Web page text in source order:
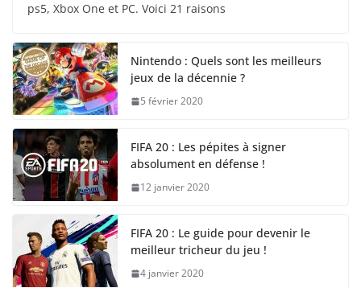
ps5, Xbox One et PC. Voici 21 raisons
Nintendo : Quels sont les meilleurs
jeux de la décennie ?
5 février 2020
FIFA 20 : Les pépites à signer
absolument en défense !
12 janvier 2020
FIFA 20 : Le guide pour devenir le
meilleur tricheur du jeu !
4 janvier 2020